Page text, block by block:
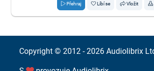
Přehraj Líbí se Vložit
Copyright © 2012 - 2026 Audiolibrix